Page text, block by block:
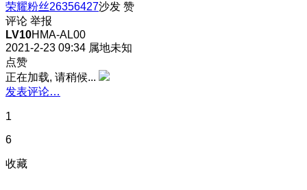
荣耀粉丝26356427沙发 赞
评论 举报
LV10HMA-AL00
2021-2-23 09:34 属地未知
点赞
正在加载, 请稍候...
发表评论…
1
6
收藏